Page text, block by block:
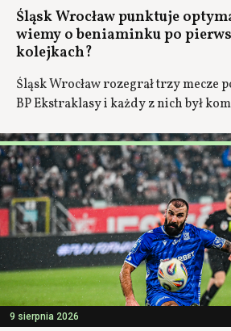
Śląsk Wrocław punktuje
wiemy o beniaminku po
kolejkach?
Śląsk Wrocław rozegrał trzy mecze
BP Ekstraklasy i każdy z nich był
9 sierpnia 2026